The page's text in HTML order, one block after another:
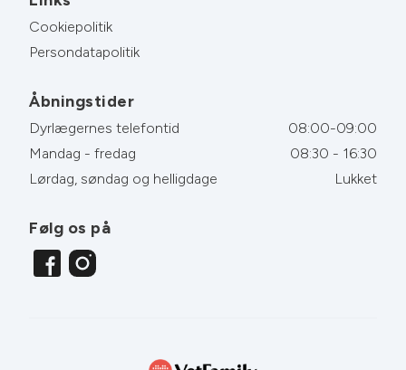
Cookiepolitik
Persondatapolitik
Åbningstider
Dyrlægernes telefontid
08:00-09:00
Mandag - fredag
08:30 - 16:30
Lørdag, søndag og helligdage
Lukket
Følg os på